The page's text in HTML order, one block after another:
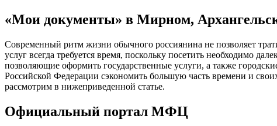
«Мои документы» в Мирном,
Современный ритм жизни обычного россиянина не позволяет
услуг всегда требуется время, поскольку посетить необходимо
позволяющие оформить государственные услуги, а также
Российской Федерации сэкономить большую часть времени и
рассмотрим в нижеприведенной статье.
Официальный портал МФЦ